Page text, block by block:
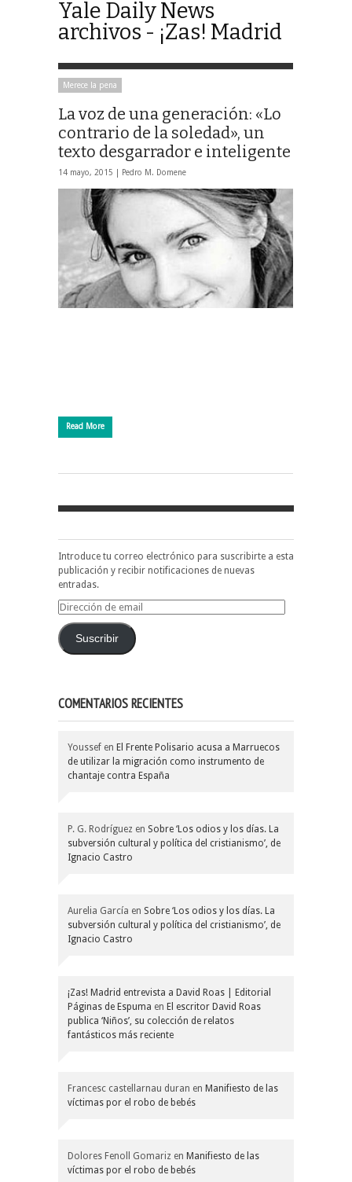
Yale Daily News
archivos - ¡Zas! Madrid
Merece la pena
La voz de una generación: «Lo
contrario de la soledad», un
texto desgarrador e inteligente
14 mayo, 2015 | Pedro M. Domene
Read More
Introduce tu correo electrónico para suscribirte a esta
publicación y recibir notificaciones de nuevas
entradas.
Dirección
emailSuscribir
COMENTARIOS RECIENTES
Youssef en El Frente Polisario acusa a Marruecos
de utilizar la migración como instrumento de
chantaje contra España
P. G. Rodríguez en Sobre ‘Los odios y los días. La
subversión cultural y política del cristianismo’, de
Ignacio Castro
Aurelia García en Sobre ‘Los odios y los días. La
subversión cultural y política del cristianismo’, de
Ignacio Castro
¡Zas! Madrid entrevista a David Roas | Editorial
Páginas de Espuma en El escritor David Roas
publica ‘Niños’, su colección de relatos
fantásticos más reciente
Francesc castellarnau duran en Manifiesto de las
víctimas por el robo de bebés
Dolores Fenoll Gomariz en Manifiesto de las
víctimas por el robo de bebés